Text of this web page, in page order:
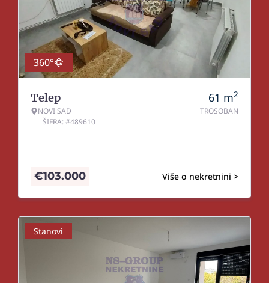
360°
Telep
NOVI SAD
ŠIFRA: #489610
61 m2
TROSOBAN
Više o nekretnini >
€103.000
Stanovi